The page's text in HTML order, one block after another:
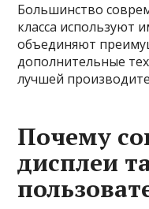
Большинство
класса используют
объединяют
дополнительные
лучшей
Почему
дисплеи